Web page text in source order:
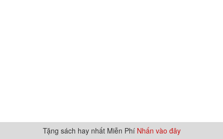
Tặng sách hay nhất Miễn Phí Nhấn vào đây